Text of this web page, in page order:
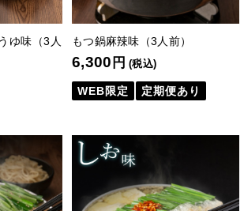
ゆ味（3人
もつ鍋麻辣味（3人前）
6,300 円 (税込)
WEB限定 定期便あり